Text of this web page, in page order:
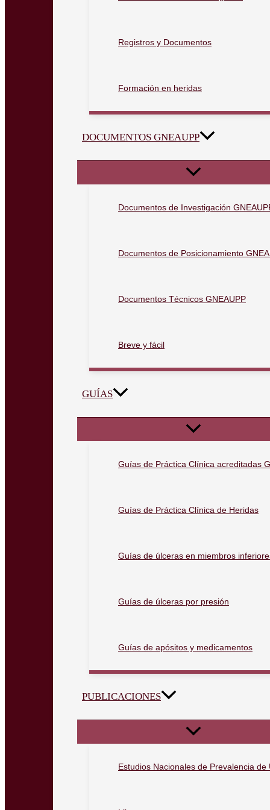
Registros y Documentos
Formación en heridas
DOCUMENTOS GNEAUPP
Documentos de Investigación
Documentos de Posicionamiento
Documentos Técnicos GNEAUPP
Breve y fácil
GUÍAS
Guías de Práctica Clínica acreditadas
Guías de Práctica Clínica de Heridas
Guías de úlceras en miembros
Guías de úlceras por presión
Guías de apósitos y medicamentos
PUBLICACIONES
Estudios Nacionales de Prevalencia de